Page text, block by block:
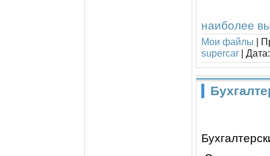
наиболее
Мои файлы |
supercar | Дата: